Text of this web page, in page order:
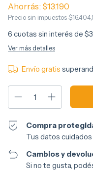
Ahorrás: $13.190
Precio sin impuestos
6 cuotas sin interés de
Ver más detalles
Envío gratis
Compra
Tus datos
Cambios y
Si no te gusta,